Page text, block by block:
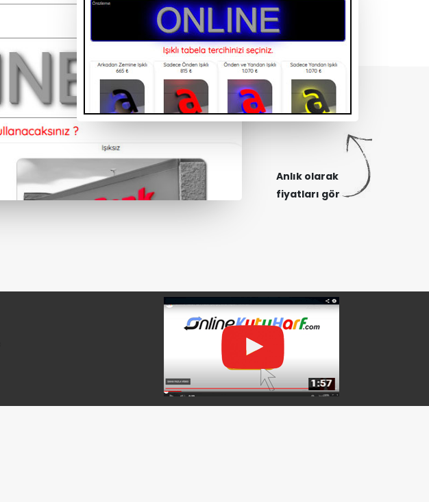
Anlık olarak
fiyatları gör